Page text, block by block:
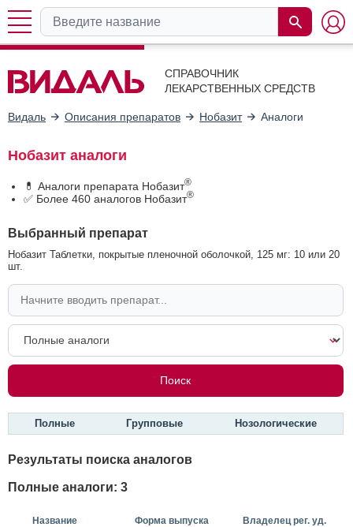
СПРАВОЧНИК
ЛЕКАРСТВЕННЫХ СРЕДСТВ
Видаль Описания препаратов Нобазит Аналоги
Нобазит аналоги
💊 Аналоги препарата Нобазит®
✅ Более 460 аналогов Нобазит®
Выбранный препарат
Нобазит Таблетки, покрытые пленочной оболочкой, 125 мг: 10 или 20
шт.
Полные Групповые Нозологические
Результаты поиска аналогов
Полные аналоги: 3
Название Форма выпуска Владелец рег. уд.